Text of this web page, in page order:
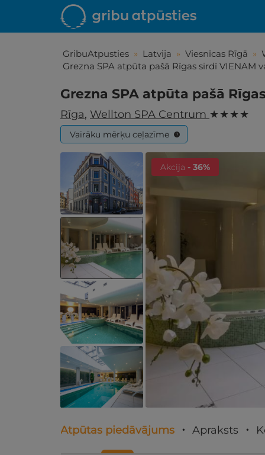
GribuAtpusties » Latvija » Viesnīcas Rīgā »
Grezna SPA atpūta pašā Rīgas sirdī VIENAM
Grezna SPA atpūta pašā
Rīga, Wellton SPA Centrum ★ ★ ★ ★
Vairāku mērķu ceļazīme ?
Akcija - 36%
Līdz
Atpūtas piedāvājums Apraksts